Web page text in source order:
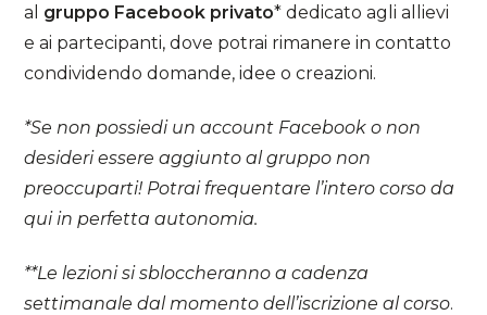
al gruppo Facebook privato* dedicato agli allievi
e ai partecipanti, dove potrai rimanere in contatto
condividendo domande, idee o creazioni.
*Se non possiedi un account Facebook o non
desideri essere aggiunto al gruppo non
preoccuparti! Potrai frequentare l’intero corso da
qui in perfetta autonomia.
**Le lezioni si sbloccheranno a cadenza
settimanale dal momento dell’iscrizione al corso.